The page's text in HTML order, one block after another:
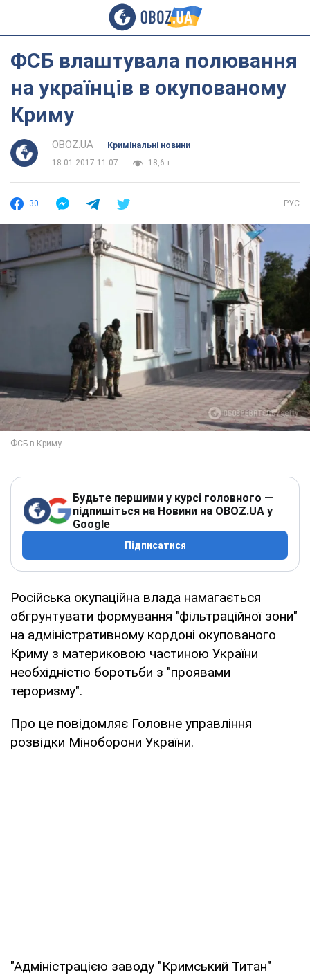
ФСБ влаштувала полювання
на українців в окупованому
Криму
OBOZ.UA
Кримінальні новини
18.01.2017 11:07
18,6 т.
30 РУС
Будьте першими у курсі головного —
підпишіться на Новини на OBOZ.UA у
Google
Підписатися
Російська окупаційна влада намагається
обгрунтувати формування "фільтраційної зони"
на адміністративному кордоні окупованого
Криму з материковою частиною України
необхідністю боротьби з "проявами
тероризму".
Про це повідомляє Головне управління
розвідки Міноборони України.
"Адміністрацією заводу "Кримський Титан"